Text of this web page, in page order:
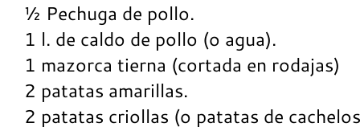
½ Pechuga de pollo.
1 l. de caldo de pollo (o agua).
1 mazorca tierna (cortada en rodajas)
2 patatas amarillas.
2 patatas criollas (o patatas de